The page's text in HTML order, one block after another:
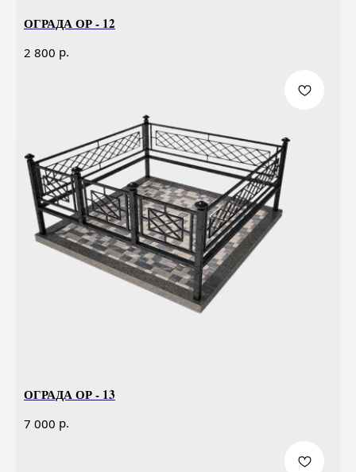
ОГРАДА ОР - 12
2 800 р.
ОГРАДА ОР - 13
7 000 р.